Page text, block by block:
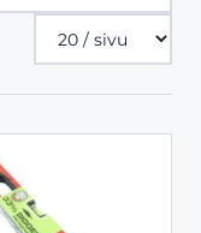
Tuotteita
sivulla